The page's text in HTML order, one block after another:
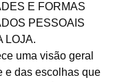
E FORMAS
PESSOAIS
LOJA.
uma visão geral
e das escolhas que